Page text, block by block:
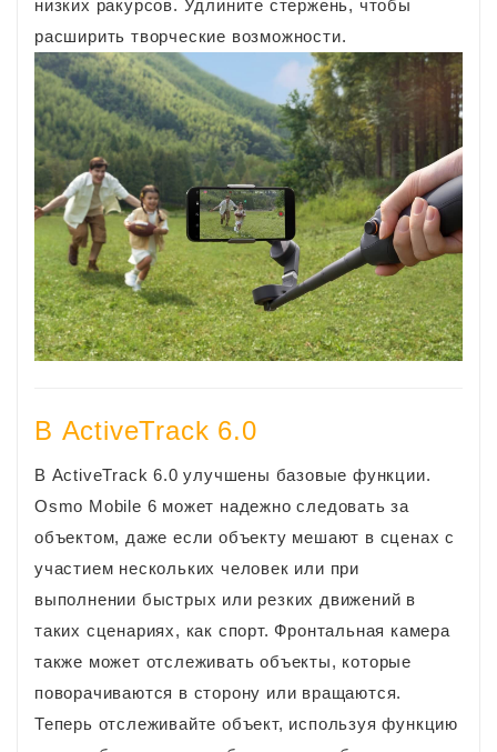
низких ракурсов. Удлините стержень, чтобы
расширить творческие возможности.
В ActiveTrack 6.0
В ActiveTrack 6.0 улучшены базовые функции.
Osmo Mobile 6 может надежно следовать за
объектом, даже если объекту мешают в сценах с
участием нескольких человек или при
выполнении быстрых или резких движений в
таких сценариях, как спорт. Фронтальная камера
также может отслеживать объекты, которые
поворачиваются в сторону или вращаются.
Теперь отслеживайте объект, используя функцию